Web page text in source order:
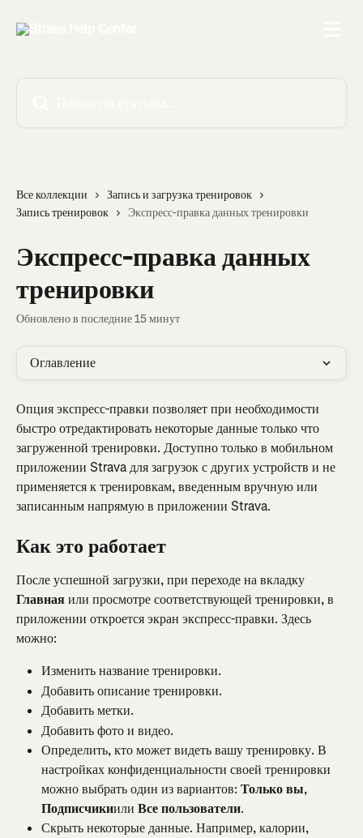
Все коллекции
Запись и загрузка тренировок
Запись тренировок
Экспресс-правка данных тренировки
Экспресс-правка данных
тренировки
Обновлено в последние 15 минут
Оглавление
Опция экспресс-правки позволяет при необходимости
быстро отредактировать некоторые данные только что
загруженной тренировки. Доступно только в мобильном
приложении Strava для загрузок с других устройств и не
применяется к тренировкам, введенным вручную или
записанным напрямую в приложении Strava.
Как это работает
После успешной загрузки, при переходе на вкладку
Главная или просмотре соответствующей тренировки, в
приложении откроется экран экспресс-правки. Здесь
можно:
Изменить название тренировки.
Добавить описание тренировки.
Добавить метки.
Добавить фото и видео.
Определить, кто может видеть вашу тренировку. В
настройках конфиденциальности своей тренировки
можно выбрать один из вариантов: Только вы,
Подписчикиили Все пользователи.
Скрыть некоторые данные. Например, калории,